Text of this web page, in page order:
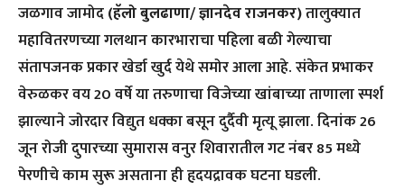
जळगाव जामोद(हॅलो बुलढाणा/ ज्ञानदेव राजनकर)तालुक्यात
महावितरणच्या गलथान कारभाराचा पहिला बळी गेल्याचा
संतापजनक प्रकार खेर्डा खुर्द येथे समोर आला आहे. संकेत प्रभाकर
वेरुळकर वय 20 वर्षे या तरुणाचा विजेच्या खांबाच्या ताणाला स्पर्श
झाल्याने जोरदार विद्युत धक्का बसून दुर्दैवी मृत्यू झाला. दिनांक 26
जून रोजी दुपारच्या सुमारास वनुर शिवारातील गट नंबर 85 मध्ये
पेरणीचे काम सुरू असताना ही हृदयद्रावक घटना घडली.